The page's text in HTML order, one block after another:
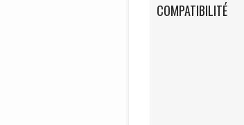
COMPATIBILITÉ